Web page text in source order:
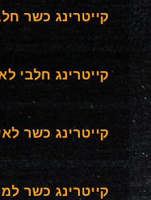
קייטרינג כשר
קייטרינג חלבי
קייטרינג כשר
קייטרינג כשר